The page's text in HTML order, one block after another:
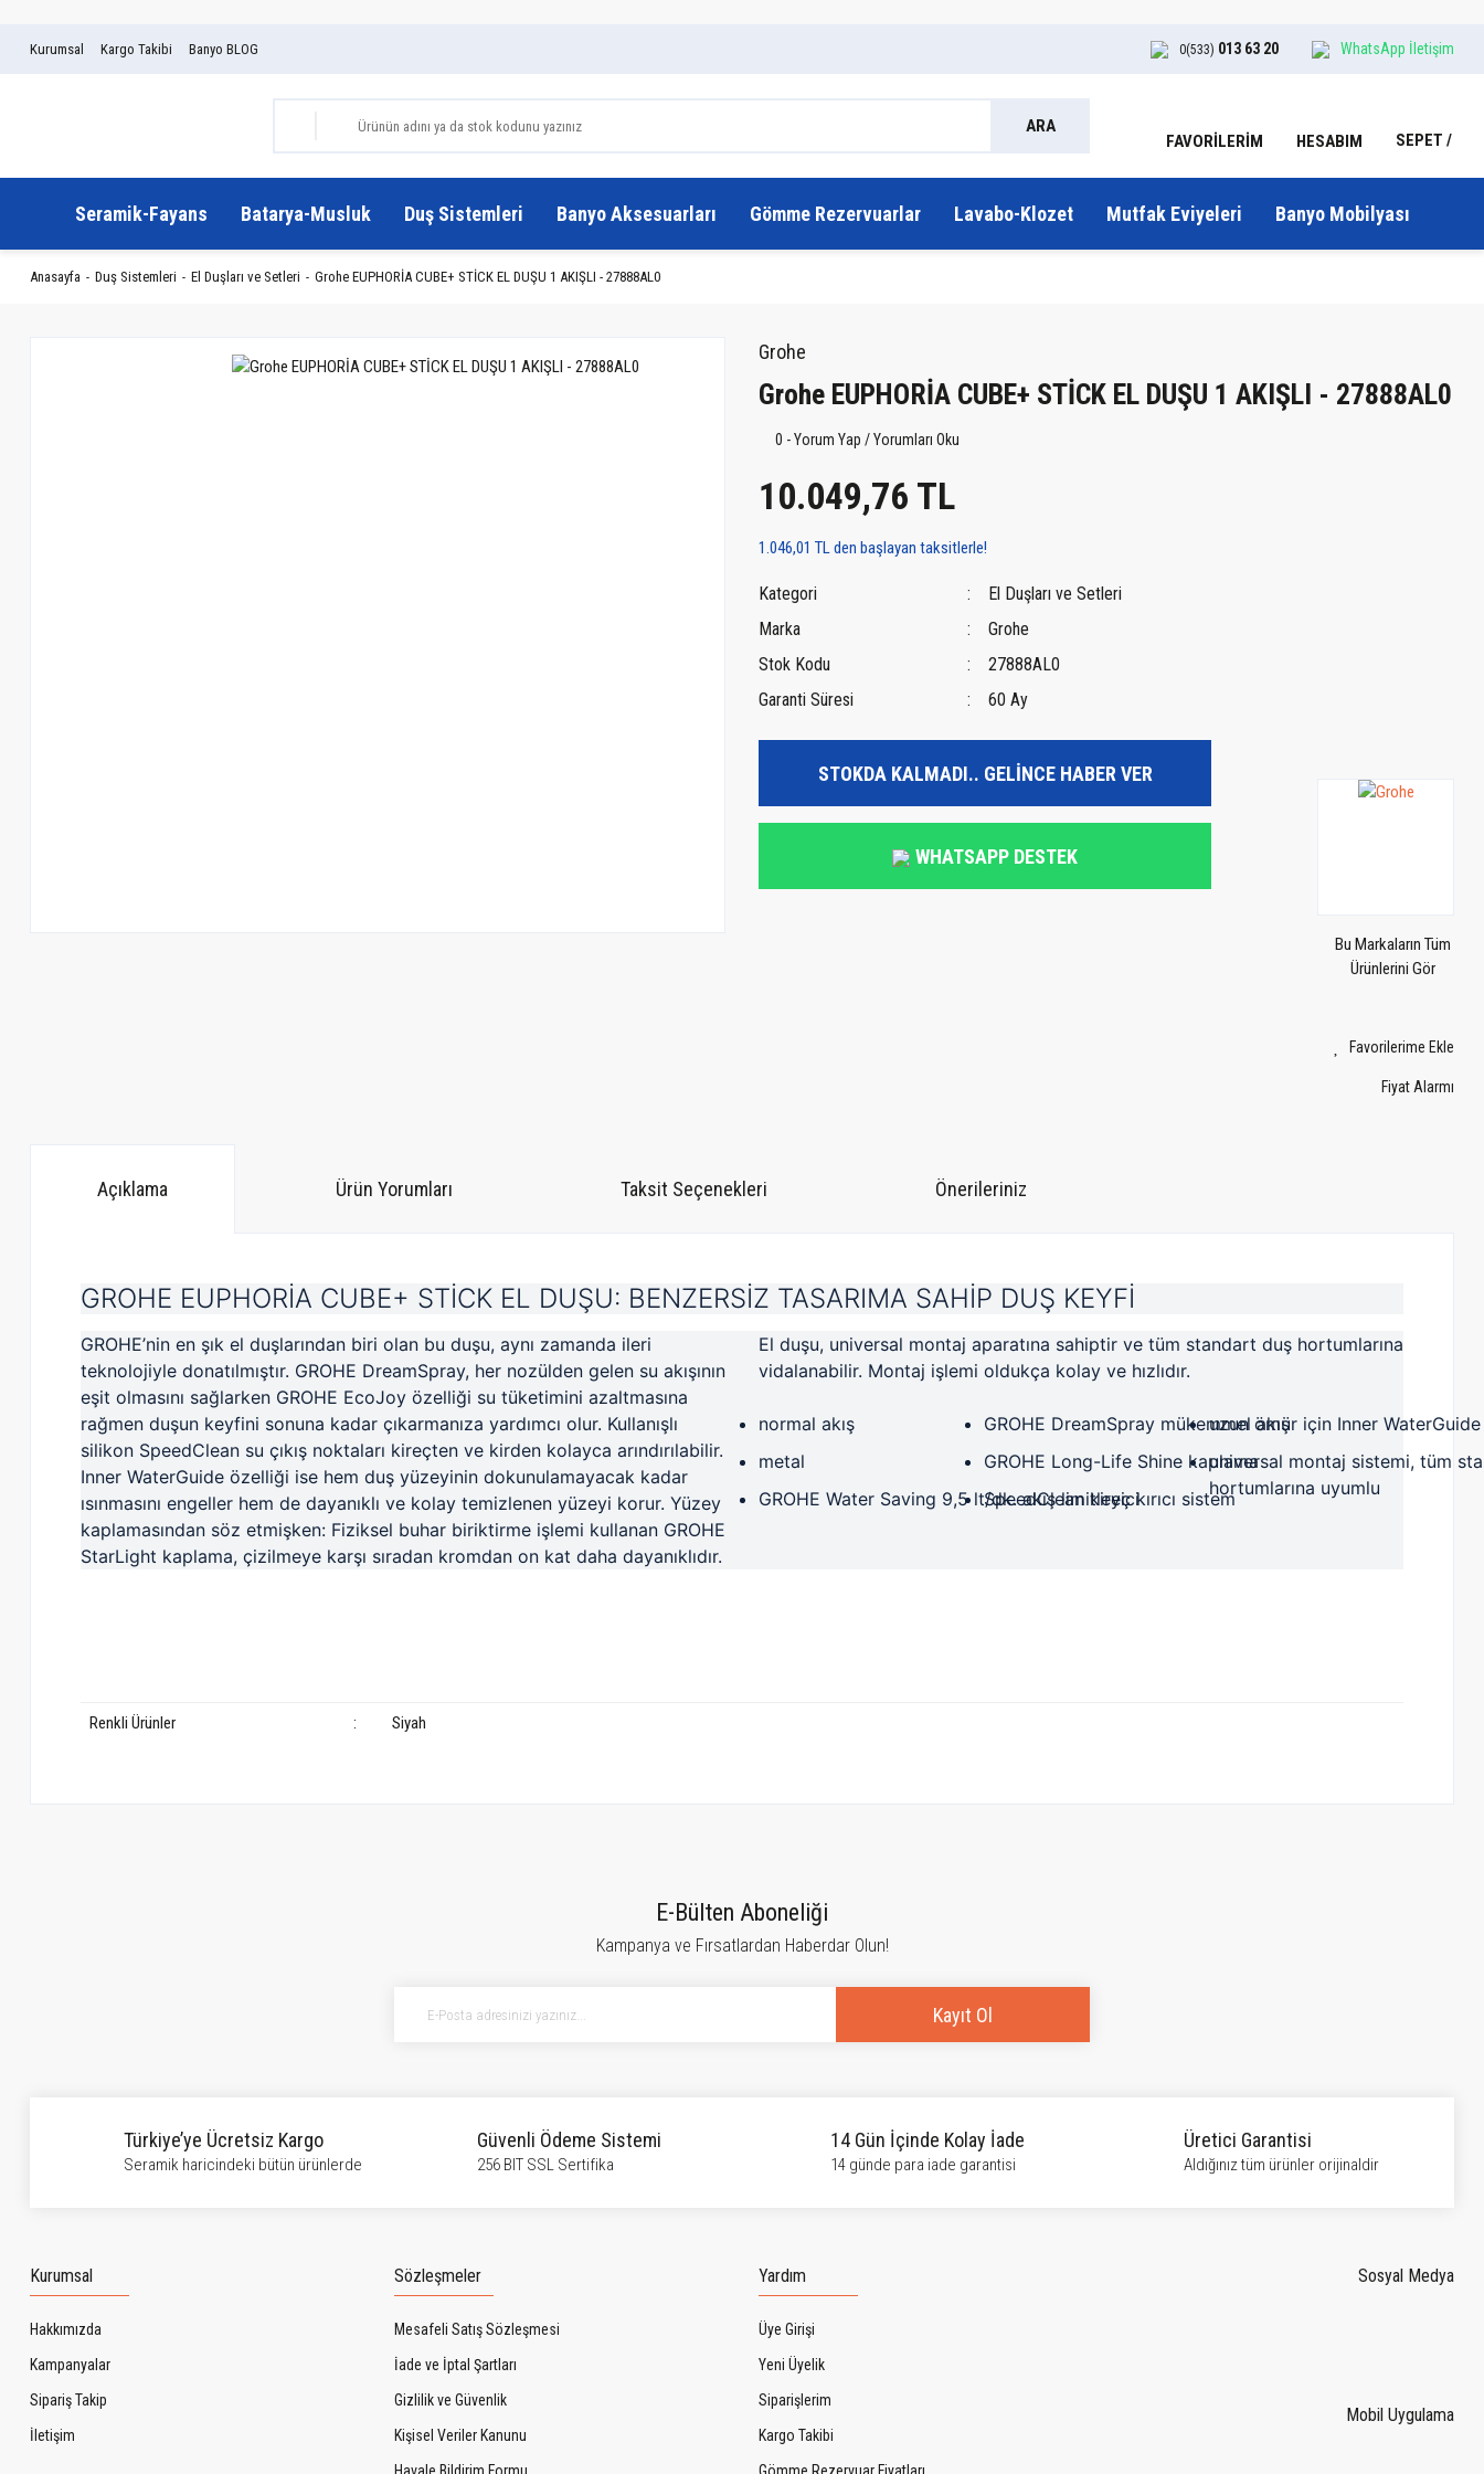
Kurumsal Kargo Takibi Banyo BLOG 0(533) 013 63 20 WhatsApp İletişim
ARA
FAVORİLERİM HESABIM SEPET
Seramik-Fayans Batarya-Musluk Duş Sistemleri Banyo Aksesuarları Gömme Rezervuarlar Lavabo-Klozet Mutfak Eviyeleri Banyo Mobilyası
Anasayfa Duş Sistemleri El Duşları ve Setleri Grohe EUPHORİA CUBE+ STİCK EL DUŞU 1 AKIŞLI - 27888AL0
Grohe
Grohe EUPHORİA CUBE+ STİCK EL DUŞU 1 AKIŞLI - 27888AL0
0 - Yorum Yap / Yorumları Oku
10.049,76 TL
1.046,01 TL den başlayan taksitlerle!
Kategori
El Duşları ve Setleri
Marka
Grohe
Stok Kodu
27888AL0
Garanti Süresi
60 Ay
STOKDA KALMADI.. GELİNCE HABER VER
WHATSAPP DESTEK
Bu Markaların Tüm
Ürünlerini Gör
Fiyat Alarmı
Açıklama Ürün Yorumları Taksit Seçenekleri Önerileriniz
GROHE EUPHORİA CUBE+ STİCK EL DUŞU: BENZERSİZ TASARIMA SAHİP DUŞ KEYFİ
GROHE’nin en şık el duşlarından biri olan bu duşu, aynı zamanda ileri
teknolojiyle donatılmıştır. GROHE DreamSpray, her nozülden gelen su akışının
eşit olmasını sağlarken GROHE EcoJoy özelliği su tüketimini azaltmasına
rağmen duşun keyfini sonuna kadar çıkarmanıza yardımcı olur. Kullanışlı
silikon SpeedClean su çıkış noktaları kireçten ve kirden kolayca arındırılabilir.
Inner WaterGuide özelliği ise hem duş yüzeyinin dokunulamayacak kadar
ısınmasını engeller hem de dayanıklı ve kolay temizlenen yüzeyi korur. Yüzey
kaplamasından söz etmişken: Fiziksel buhar biriktirme işlemi kullanan GROHE
StarLight kaplama, çizilmeye karşı sıradan kromdan on kat daha dayanıklıdır.
El duşu, universal montaj aparatına sahiptir ve tüm standart duş hortumlarına
vidalanabilir. Montaj işlemi oldukça kolay ve hızlıdır.
normal akış
metal
GROHE Water Saving 9,5 lt/dk. akış limitleyici
GROHE DreamSpray mükemmel akış
GROHE Long-Life Shine kaplama
SpeedClean kireç kırıcı sistem
uzun ömür için Inner WaterGuide
universal montaj sistemi, tüm
hortumlarına uyumlu
Renkli Ürünler : Siyah
Bu ürüne ilk yorumu siz yapın!
E-Bülten Aboneliği
Kampanya ve Fırsatlardan Haberdar Olun!
Kayıt Ol
Türkiye’ye Ücretsiz Kargo
Seramik haricindeki bütün ürünlerde
Güvenli Ödeme Sistemi
256 BIT SSL Sertifika
14 Gün İçinde Kolay İade
14 günde para iade garantisi
Üretici Garantisi
Aldığınız tüm ürünler orijinaldir
Kurumsal
Hakkımızda
Kampanyalar
Sipariş Takip
İletişim
Sözleşmeler
Mesafeli Satış Sözleşmesi
İade ve İptal Şartları
Gizlilik ve Güvenlik
Kişisel Veriler Kanunu
Yardım
Üye Girişi
Yeni Üyelik
Siparişlerim
Kargo Takibi
Sosyal Medya
Mobil Uygulama